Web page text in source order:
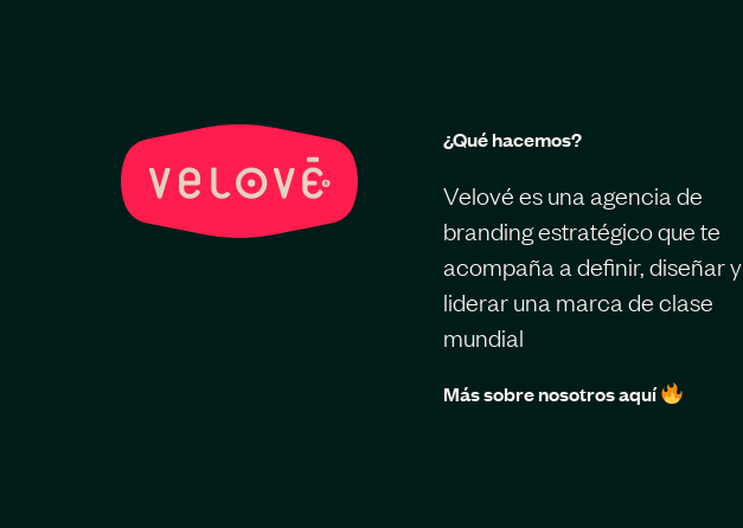
¿Qué hacemos?
Velové es una agencia de
branding estratégico que te
acompaña a definir, diseñar y
liderar una marca de clase
mundial
Más sobre nosotros aquí